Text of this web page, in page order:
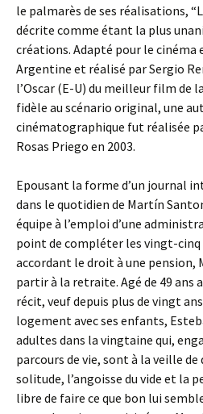
le palmarès de ses réalisations,
décrite comme étant la plus
créations. Adapté pour le cinéma
Argentine et réalisé par Sergio
l’Oscar (E-U) du meilleur film de
fidèle au scénario original, une
cinématographique fut réalisée
Rosas Priego en 2003.
Epousant la forme d’un journal
dans le quotidien de Martín
équipe à l’emploi d’une
point de compléter les vingt-cinq
accordant le droit à une pension,
partir à la retraite. Agé de 49 ans
récit, veuf depuis plus de vingt
logement avec ses enfants,
adultes dans la vingtaine qui,
parcours de vie, sont à la veille
solitude, l’angoisse du vide et la
libre de faire ce que bon lui